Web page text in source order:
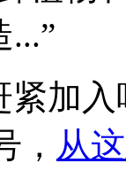
...”
紧加入
， 从